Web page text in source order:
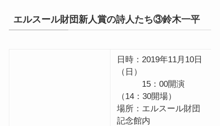
エルスール財団新人賞の詩人たち③鈴木一平
日時：2019年11月10日
（日）
15：00開演
（14：30開場）
場所：エルスール財団
記念館内